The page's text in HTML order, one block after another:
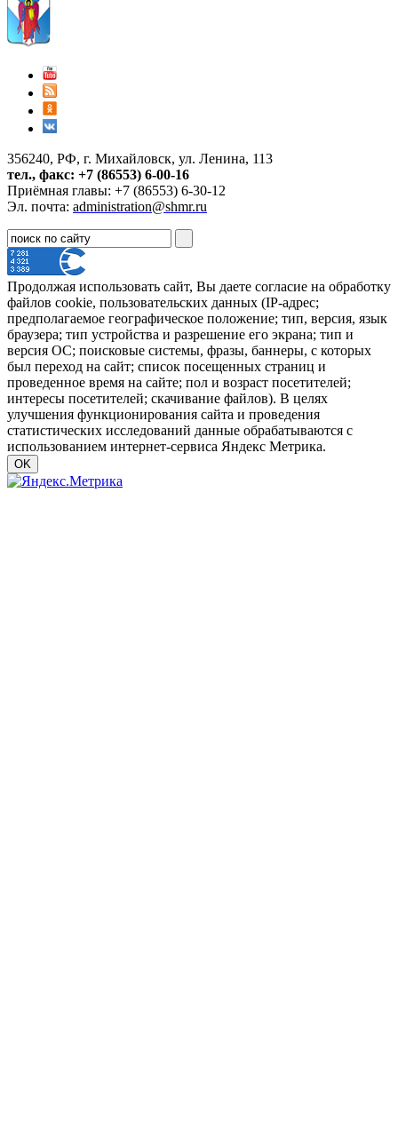
356240, РФ, г. Михайловск, ул. Ленина, 113
тел., факс: +7 (86553) 6-00-16
Приёмная главы: +7 (86553) 6-30-12
Эл. почта: administration@shmr.ru
Продолжая использовать сайт, Вы даете согласие на обработку
файлов cookie, пользовательских данных (IP-адрес;
предполагаемое географическое положение; тип, версия, язык
браузера; тип устройства и разрешение его экрана; тип и
версия ОС; поисковые системы, фразы, баннеры, с которых
был переход на сайт; список посещенных страниц и
проведенное время на сайте; пол и возраст посетителей;
интересы посетителей; скачивание файлов). В целях
улучшения функционирования сайта и проведения
статистических исследований данные обрабатываются с
использованием интернет-сервиса Яндекс Метрика.
OK